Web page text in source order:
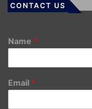
CONTACT US
Name *
Email *